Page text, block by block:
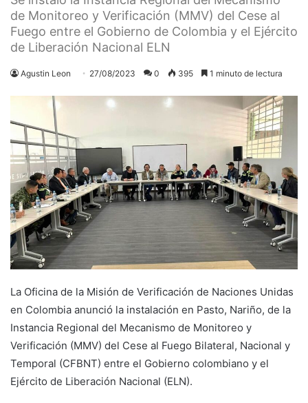
de Monitoreo y Verificación (MMV) del Cese al
Fuego entre el Gobierno de Colombia y el Ejército
de Liberación Nacional ELN
Agustin Leon 27/08/2023 0 395 1 minuto de lectura
La Oficina de la Misión de Verificación de Naciones Unidas
en Colombia anunció la instalación en Pasto, Nariño, de la
Instancia Regional del Mecanismo de Monitoreo y
Verificación (MMV) del Cese al Fuego Bilateral, Nacional y
Temporal (CFBNT) entre el Gobierno colombiano y el
Ejército de Liberación Nacional (ELN).